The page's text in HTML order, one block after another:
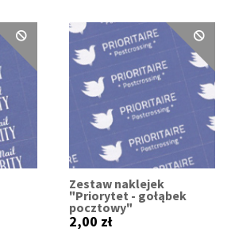
Zestaw naklejek
"Priorytet - gołąbek
pocztowy"
2,00 zł